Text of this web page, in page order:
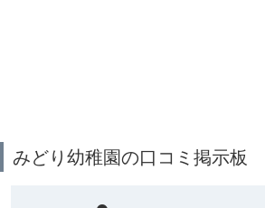
みどり幼稚園の口コミ掲示板